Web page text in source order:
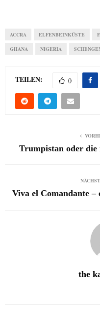
ACCRA ELFENBEINKÜSTE
GHANA NIGERIA
TEILEN: 0
Trumpistan oder die
Viva el Comandante
the